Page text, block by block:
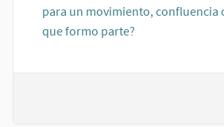
para un movimiento, confluencia
que formo parte?